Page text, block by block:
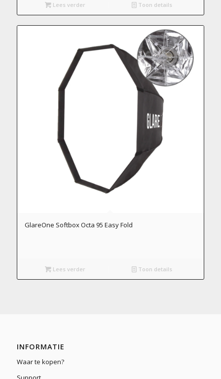
Lees verder Toon details
GlareOne Softbox Octa 95 Easy Fold
Lees verder Toon details
INFORMATIE
Waar te kopen?